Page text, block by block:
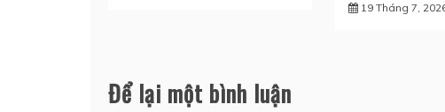
19 Tháng 7,
Để lại một bình luận